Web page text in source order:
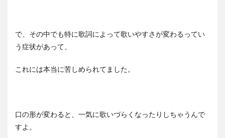
で、その中でも特に歌詞によって歌いやすさが変わるってい
う症状があって、
これには本当に苦しめられてました。
口の形が変わると、一気に歌いづらくなったりしちゃうんで
すよ。